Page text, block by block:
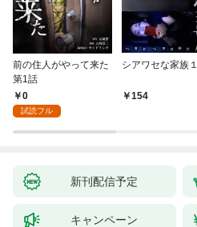
前の住人がやって来た
第1話
0
試読フル
シアワセな家族１
154
新刊配信予定
キャンペーン